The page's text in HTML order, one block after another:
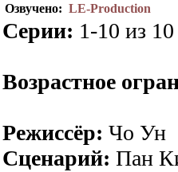
Озвучено: LE-Production
Серии: 1-10 из
Возрастное
Режиссёр: Чо Ун
Сценарий: Пан